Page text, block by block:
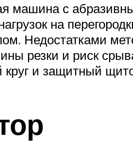
машина с
на
Недостатками
резки и риск
и защитный